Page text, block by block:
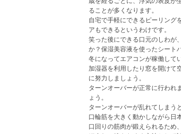
ることが多くなります。
自宅で手軽にできるピーリング
アもできるというわけです。
笑った後にできる口元のしわが
か？保湿美容液を使ったシート
冬になってエアコンが稼働して
加湿器を利用したり窓を開けて
に努力しましょう。
ターンオーバーが正常に行われ
ょう。
ターンオーバーが乱れてしまう
口輪筋を大きく動かしながら日
口回りの筋肉が鍛えられるため